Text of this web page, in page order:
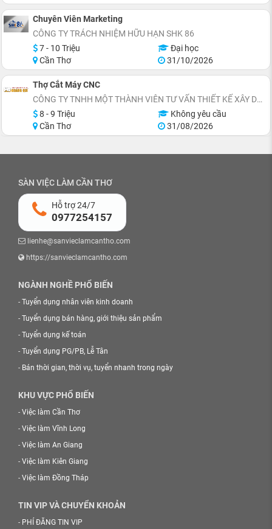
Chuyên Viên Marketing
CÔNG TY TRÁCH NHIỆM HỮU HẠN SHK 86
7 - 10 Triệu
Đại học
Cần Thơ
31/10/2026
Thợ Cắt Máy CNC
CÔNG TY TNHH MỘT THÀNH VIÊN TƯ VẤN THIẾT KẾ XÂY DỰNG HOÀNG QUI
8 - 9 Triệu
Không yêu cầu
Cần Thơ
31/08/2026
SÀN VIỆC LÀM CẦN THƠ
Hỗ trợ 24/7
0977254157
lienhe@sanvieclamcantho.com
https://sanvieclamcantho.com
NGÀNH NGHỀ PHỔ BIẾN
- Tuyển dụng nhân viên kinh doanh
- Tuyển dụng bán hàng, giới thiệu sản phẩm
- Tuyển dụng kế toán
- Tuyển dụng PG/PB, Lễ Tân
- Bán thời gian, thời vụ, tuyển nhanh trong ngày
KHU VỰC PHỔ BIẾN
- Việc làm Cần Thơ
- Việc làm Vĩnh Long
- Việc làm An Giang
- Việc làm Kiên Giang
- Việc làm Đồng Tháp
TIN VIP VÀ CHUYỂN KHOẢN
- PHÍ ĐĂNG TIN VIP